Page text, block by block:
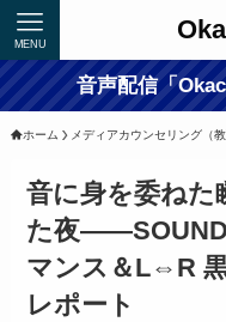
MENU
音声配信「
ホーム メディアカウンセリング（教
音に身を委ねた
た夜――SOUND
マンス＆L⇔R
レポート